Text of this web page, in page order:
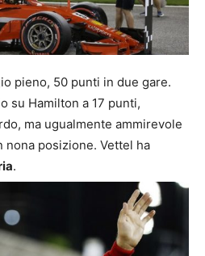
pieno, 50 punti in due gare.
su Hamilton a 17 punti,
ma ugualmente ammirevole
nona posizione. Vettel ha
.